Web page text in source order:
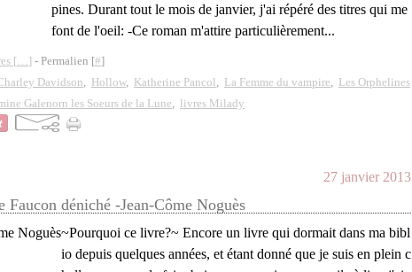
pines. Durant tout le mois de janvier, j'ai répéré des titres qui me
font de l'oeil: -Ce roman m'attire particulièrement...
[…] - Permalien [#]
Davidson, Hollow, Katherine Pancol, La Femme du vampire, Les Orphelines
Galenorn les Soeurs de la Lune, livres Milady
27 janvier 2013
Faucon déniché -Jean-Côme Noguès
~Pourquoi ce livre?~ Encore un livre qui dormait dans ma bibl
io depuis quelques années, et étant donné que je suis en plein c